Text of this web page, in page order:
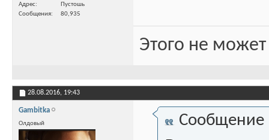
Адрес
Пустошь
Сообщения
80,935
Этого не
28.08.2016, 19:43
Gambitka
Олдовый Сообщение